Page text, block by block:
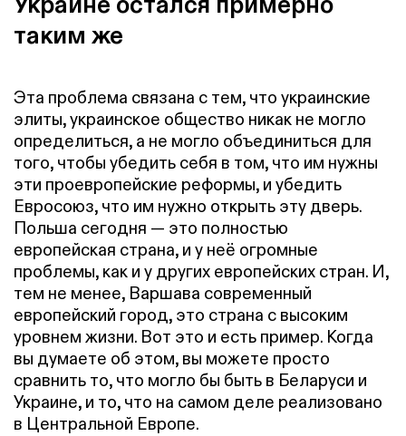
таким же
Эта проблема связана с тем, что украинские
элиты, украинское общество никак не могло
определиться, а не могло объединиться для
того, чтобы убедить себя в том, что им нужны
эти проевропейские реформы, и убедить
Евросоюз, что им нужно открыть эту дверь.
Польша сегодня — это полностью
европейская страна, и у неё огромные
проблемы, как и у других европейских стран. И,
тем не менее, Варшава современный
европейский город, это страна с высоким
уровнем жизни. Вот это и есть пример. Когда
вы думаете об этом, вы можете просто
сравнить то, что могло бы быть в Беларуси и
Украине, и то, что на самом деле реализовано
в Центральной Европе.